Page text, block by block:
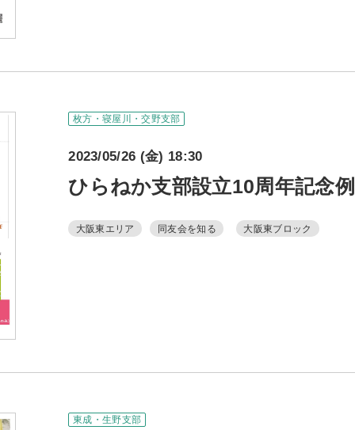
コ
書籍紹
大阪市中央区農人橋2丁目-1-30 谷町八木ビル4F
枚方・寝屋川・交野支部
2023/05/26 (金) 18:30
ひらねか支部設立10周年記念
大阪東エリア 同友会を知る 大阪東ブロック
東成・生野支部